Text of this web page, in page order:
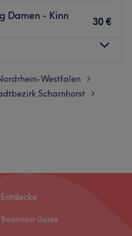
Damen - Kinn
30 €
10:00–18:00
10:00–18:00
mehr im Bad
Westfalen >
Scharnhorst >
Entdecke
Treatment Guide